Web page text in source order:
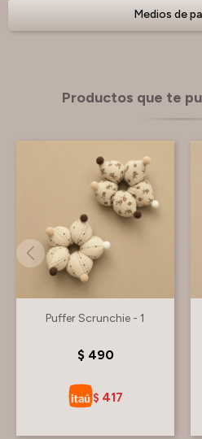
Medios de
Productos que te
Puffer Scrunchie - 1
$ 490
$ 417